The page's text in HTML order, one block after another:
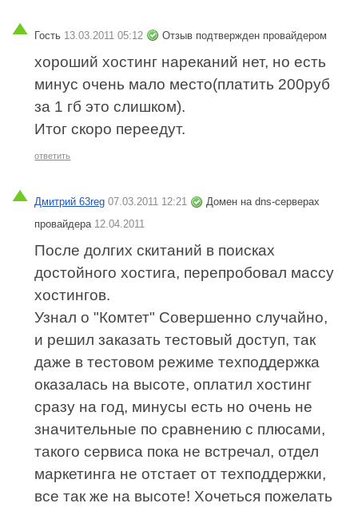
Гость 13.03.2011 05:12 Отзыв подтвержден провайдером
хороший хостинг нареканий нет, но есть
минус очень мало место(платить 200руб
за 1 гб это слишком).
Итог скоро переедут.
ответить
Дмитрий 63reg 07.03.2011 12:21
Домен на dns-серверах
провайдера 12.04.2011
После долгих скитаний в поисках
достойного хостига, перепробовал массу
хостингов.
Узнал о "Комтет" Совершенно случайно,
и решил заказать тестовый доступ, так
даже в тестовом режиме техподдержка
оказалась на высоте, оплатил хостинг
сразу на год, минусы есть но очень не
значительные по сравнению с плюсами,
такого сервиса пока не встречал, отдел
маркетинга не отстает от техподдержки,
все так же на высоте! Хочеться пожелать